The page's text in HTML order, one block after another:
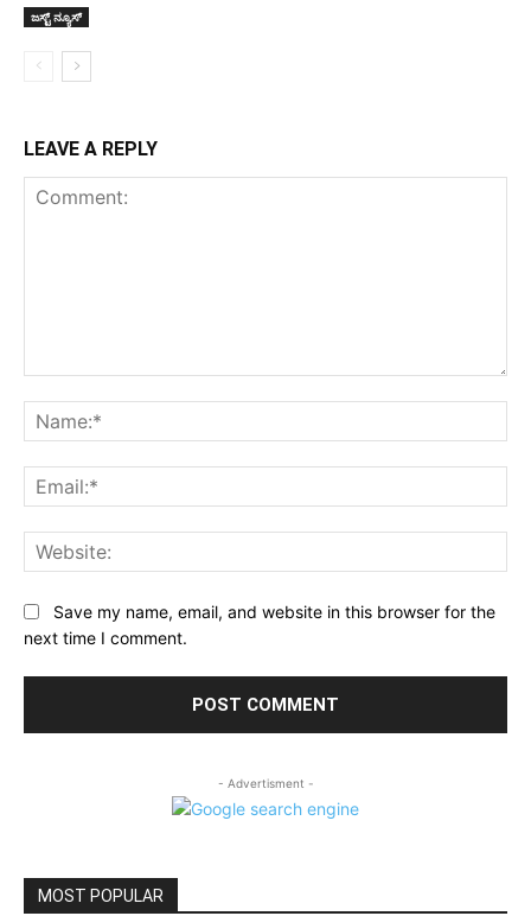
ಜಸ್ಟ್ ನ್ಯೂಸ್
LEAVE A REPLY
Save my name, email, and website in this browser for the
next time I comment.
- Advertisment -
MOST POPULAR